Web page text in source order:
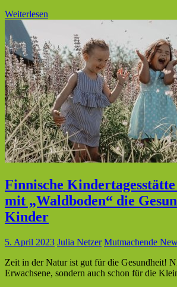
Weiterlesen
Finnische
mit „Waldboden“ die
Kinder
5. April 2023 Julia Netzer Mutmachende
Zeit in der Natur ist gut für die Gesundheit!
Erwachsene, sondern auch schon für die